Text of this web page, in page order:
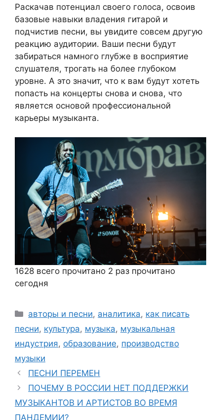
Раскачав потенциал своего голоса, освоив
базовые навыки владения гитарой и
подчистив песни, вы увидите совсем другую
реакцию аудитории. Ваши песни будут
забираться намного глубже в восприятие
слушателя, трогать на более глубоком
уровне. А это значит, что к вам будут хотеть
попасть на концерты снова и снова, что
является основой профессиональной
карьеры музыканта.
1628 всего прочитано 2 раз прочитано
сегодня
Рубрики
авторы и песни, аналитика, как писать
песни, культура, музыка, музыкальная
индустрия, образование, производство
музыки
ПЕСНИ ПЕРЕМЕН
ПОЧЕМУ В РОССИИ НЕТ ПОДДЕРЖКИ
МУЗЫКАНТОВ И АРТИСТОВ ВО ВРЕМЯ
ПАНДЕМИИ?